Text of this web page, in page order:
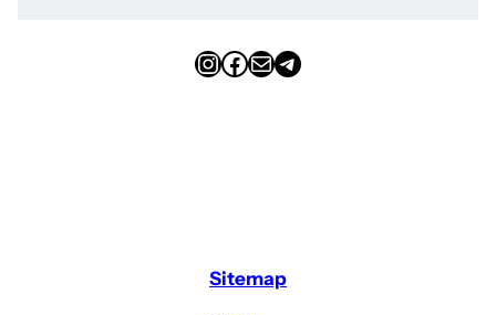
InstagramFacebook Email Telegram
Sitemap